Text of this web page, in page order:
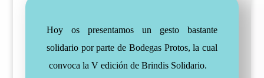
Hoy os presentamos un gesto bastante
solidario por parte de Bodegas Protos, la cual
convoca la V edición de Brindis Solidario.